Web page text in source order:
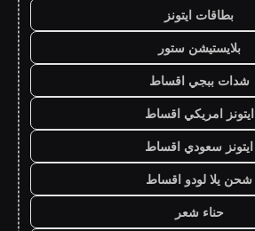
بطاقات ايتونز
بلايستيشن ستور
شدات ببجي اقساط
ايتونز امريكي اقساط
ايتونز سعودي اقساط
شحن يلا لودو اقساط
حناء شعر